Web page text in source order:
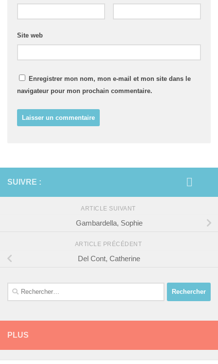
Site web
Enregistrer mon nom, mon e-mail et mon site dans le
navigateur pour mon prochain commentaire.
SUIVRE :
ARTICLE SUIVANT
Gambardella, Sophie
ARTICLE PRÉCÉDENT
Del Cont, Catherine
Rechercher :
PLUS